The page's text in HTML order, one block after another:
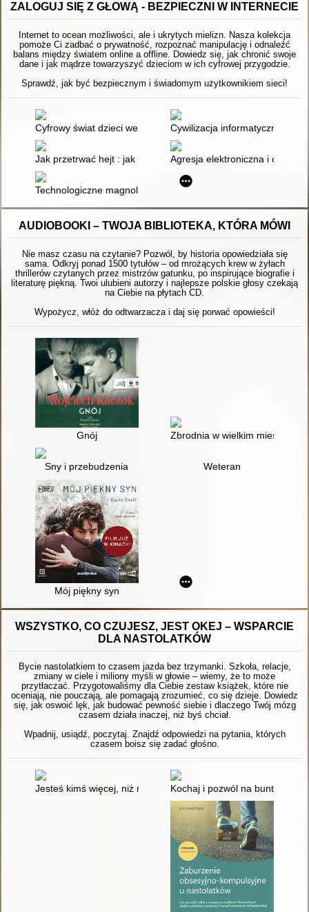
ZALOGUJ SIĘ Z GŁOWĄ - BEZPIECZNI W INTERNECIE
Internet to ocean możliwości, ale i ukrytych mielizn. Nasza kolekcja
pomoże Ci zadbać o prywatność, rozpoznać manipulację i odnaleźć
balans między światem online a offline. Dowiedz się, jak chronić swoje
dane i jak mądrze towarzyszyć dzieciom w ich cyfrowej przygodzie.
Sprawdź, jak być bezpiecznym i świadomym użytkownikiem sieci!
Cyfrowy świat dzieci we wczesnym wieku szkolnym :
Cywilizacja informatyczna i
Jak przetrwać hejt : jak rozpoznać, czy twoje dziecko hejtuje
Agresja elektroniczna i
Technologiczne magnolie 2.0 : gdy większość z nas uwierzy,
AUDIOBOOKI – TWOJA BIBLIOTEKA, KTÓRA MÓWI
Nie masz czasu na czytanie? Pozwól, by historia opowiedziała się
sama. Odkryj ponad 1500 tytułów – od mrożących krew w żyłach
thrillerów czytanych przez mistrzów gatunku, po inspirujące biografie i
literaturę piękną. Twoi ulubieni autorzy i najlepsze polskie głosy czekają
na Ciebie na płytach CD.
Wypożycz, włóż do odtwarzacza i daj się porwać opowieści!
Gnój Zbrodnia w wielkim mieście
Sny i przebudzenia Weteran
Mój piękny syn
WSZYSTKO, CO CZUJESZ, JEST OKEJ – WSPARCIE
DLA NASTOLATKÓW
Bycie nastolatkiem to czasem jazda bez trzymanki. Szkoła, relacje,
zmiany w ciele i miliony myśli w głowie – wiemy, że to może
przytłaczać. Przygotowaliśmy dla Ciebie zestaw książek, które nie
oceniają, nie pouczają, ale pomagają zrozumieć, co się dzieje. Dowiedz
się, jak oswoić lęk, jak budować pewność siebie i dlaczego Twój mózg
czasem działa inaczej, niż byś chciał.
Wpadnij, usiądź, poczytaj. Znajdź odpowiedzi na pytania, których
czasem boisz się zadać głośno.
Jesteś kimś więcej, niż myślisz : dla nastolatków
Kochaj i pozwól na bunt : jak